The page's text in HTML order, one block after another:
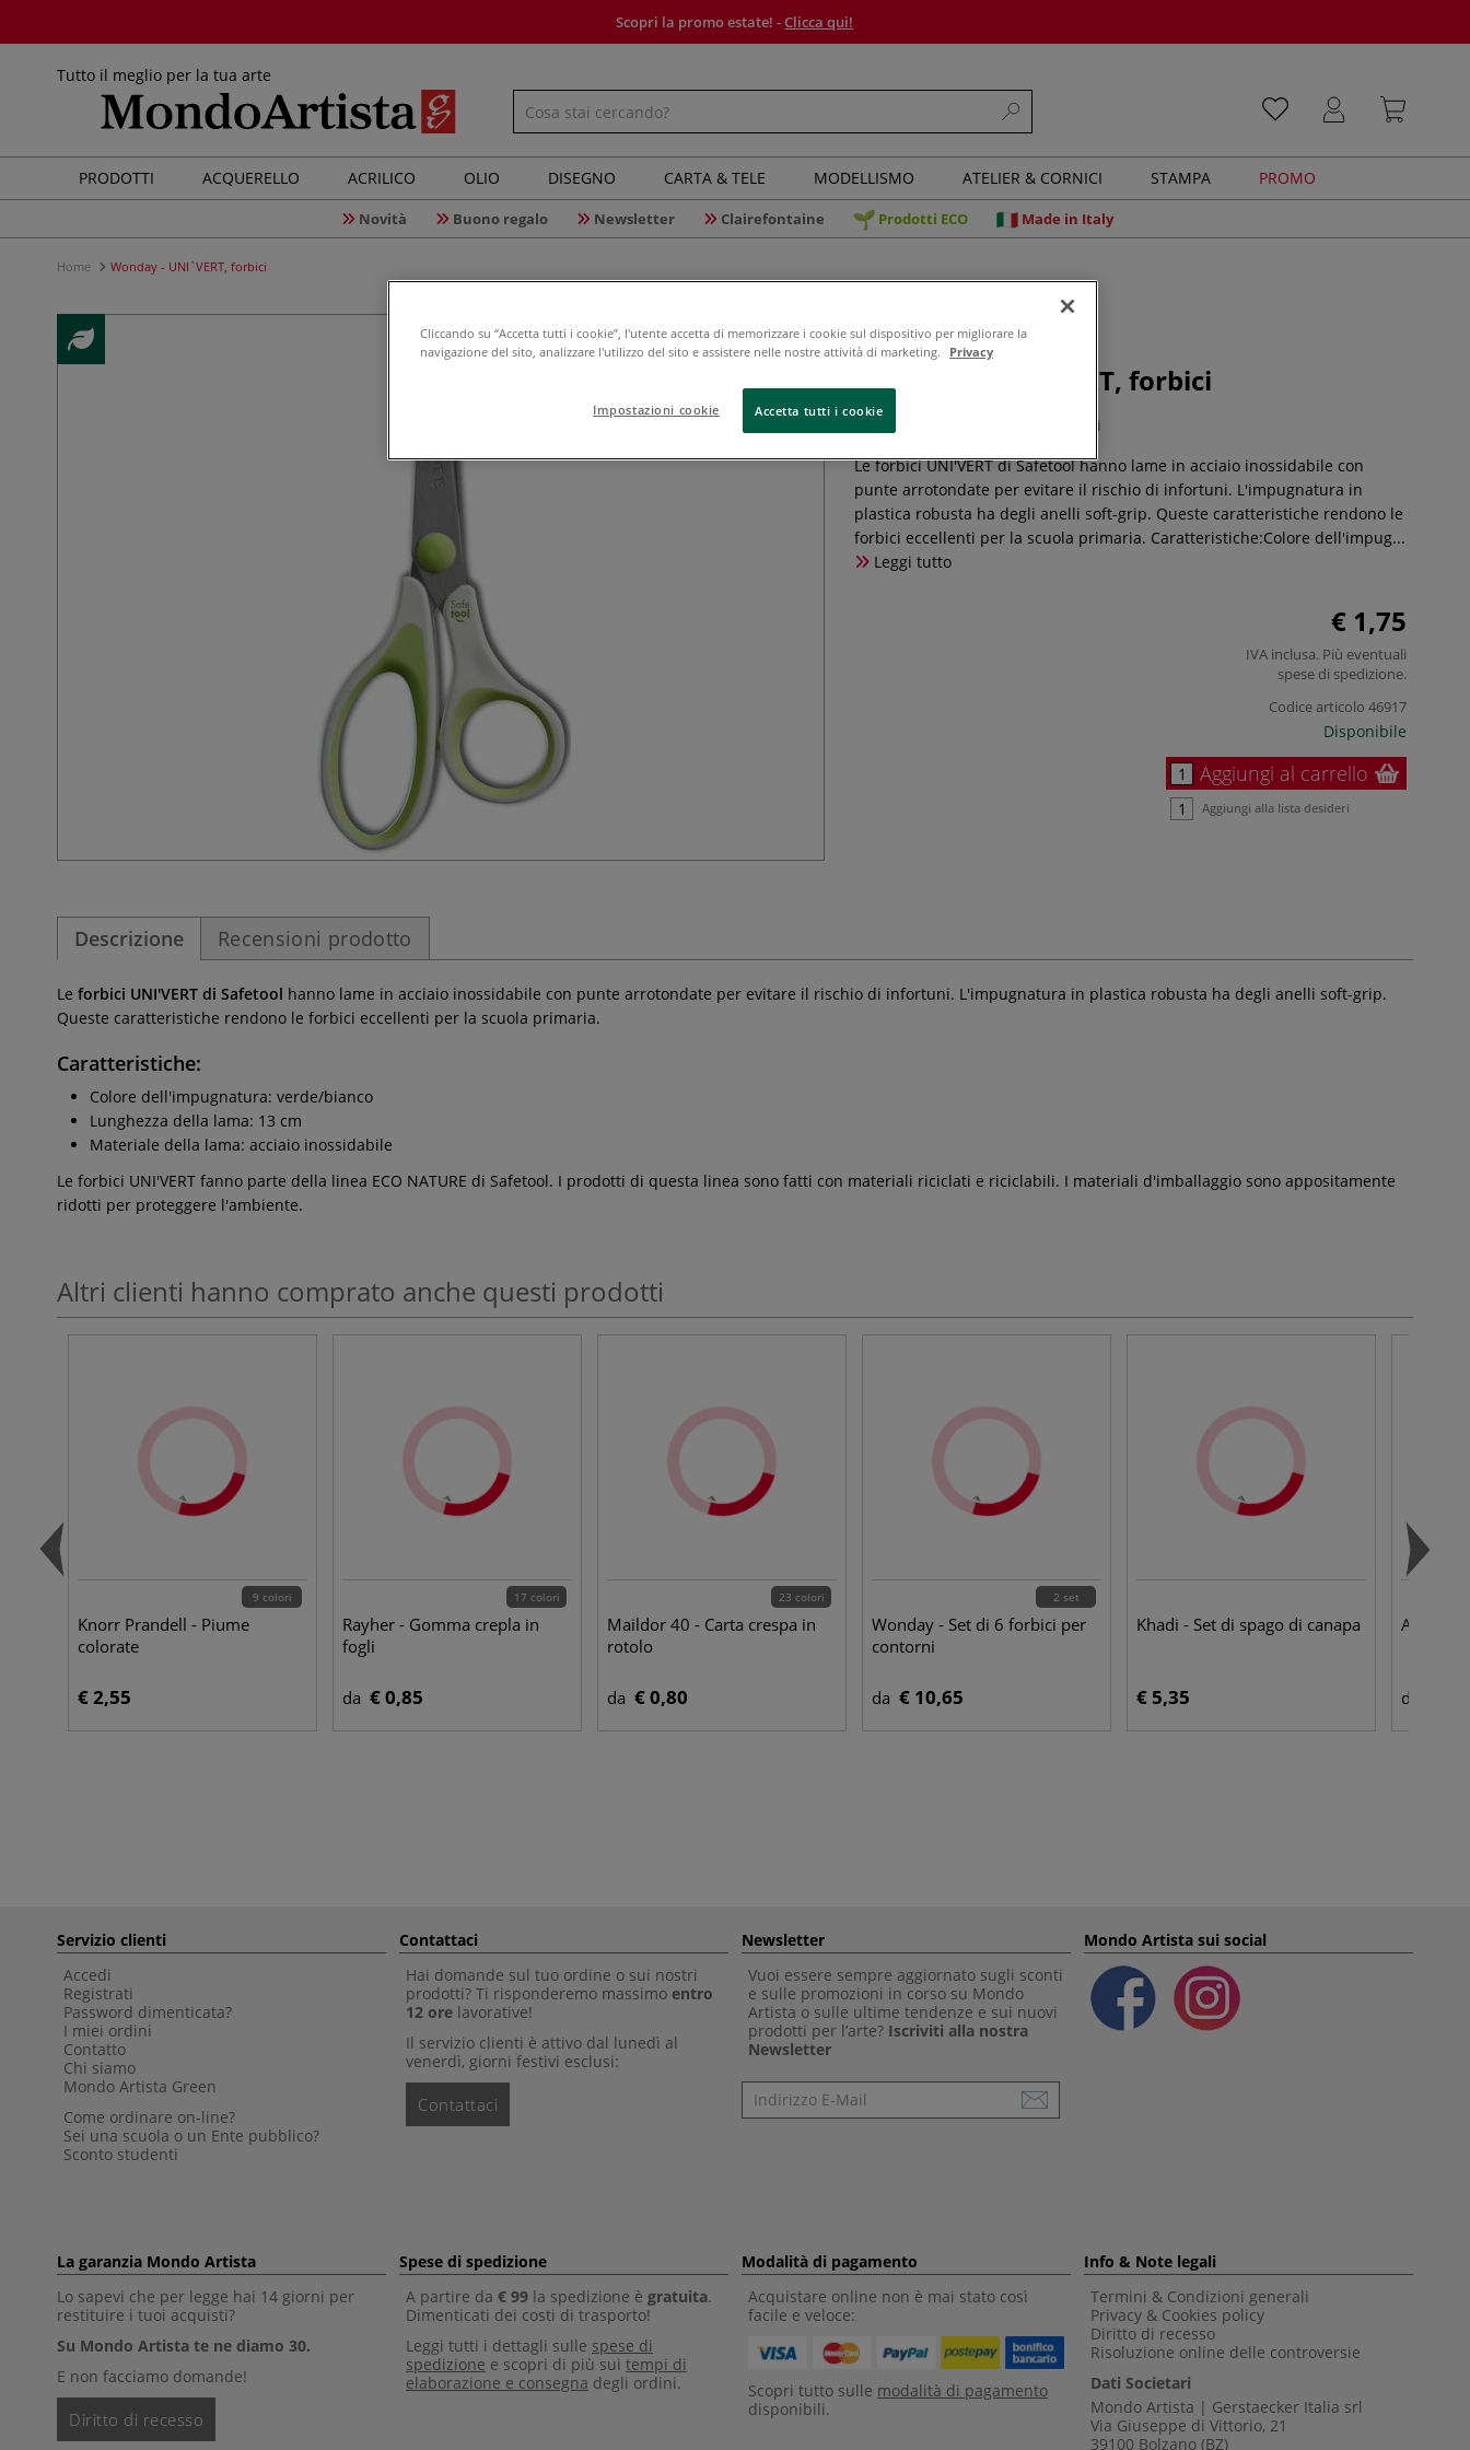
Scopri la promo estate! -Clicca qui!
Tutto il meglio per la tua arte
PRODOTTI ACQUERELLO ACRILICO OLIO DISEGNO CARTA & TELE MODELLISMO ATELIER & CORNICI STAMPA PROMO
Novità Buono regalo Newsletter Clairefontaine Prodotti ECO Made in Italy
Home Wonday - UNI`VERT, forbici
Wonday - UNI`VERT, forbici
0 recensioni
Le forbici UNI'VERT di Safetool hanno lame in acciaio inossidabile con
punte arrotondate per evitare il rischio di infortuni. L'impugnatura in
plastica robusta ha degli anelli soft-grip. Queste caratteristiche rendono le
forbici eccellenti per la scuola primaria. Caratteristiche:Colore dell'impug...
Leggi tutto
€ 1,75
IVA inclusa. Più eventuali
spese di spedizione.
Codice articolo 46917
Disponibile
Aggiungi al carrello
Aggiungi alla lista desideri
Descrizione Recensioni prodotto
Le forbici UNI'VERT di Safetool hanno lame in acciaio inossidabile con punte arrotondate per evitare il rischio di infortuni. L'impugnatura in plastica robusta ha degli anelli soft-grip.
Queste caratteristiche rendono le forbici eccellenti per la scuola primaria.
Caratteristiche:
Colore dell'impugnatura: verde/bianco
Lunghezza della lama: 13 cm
Materiale della lama: acciaio inossidabile
Le forbici UNI'VERT fanno parte della linea ECO NATURE di Safetool. I prodotti di questa linea sono fatti con materiali riciclati e riciclabili. I materiali d'imballaggio sono appositamente
ridotti per proteggere l'ambiente.
Altri clienti hanno comprato anche questi prodotti
9 colori
Knorr Prandell - Piume
colorate
€ 2,55
17 colori
Rayher - Gomma crepla in
fogli
da € 0,85
23 colori
Maildor 40 - Carta crespa in
rotolo
da € 0,80
2 set
Wonday - Set di 6 forbici per
contorni
da € 10,65
Khadi - Set di spago di canapa
€ 5,35
APLI -
da
Servizio clienti
Accedi
Registrati
Password dimenticata?
I miei ordini
Contatto
Chi siamo
Mondo Artista Green
Come ordinare on-line?
Sei una scuola o un Ente pubblico?
Sconto studenti
Contattaci
Hai domande sul tuo ordine o sui nostri
prodotti? Ti risponderemo massimo entro
12 ore lavorative!
Il servizio clienti è attivo dal lunedì al
venerdì, giorni festivi esclusi:
Contattaci
Newsletter
Vuoi essere sempre aggiornato sugli sconti
e sulle promozioni in corso su Mondo
Artista o sulle ultime tendenze e sui nuovi
prodotti per l’arte? Iscriviti alla nostra
Newsletter
Newsletter
Mondo Artista sui social
La garanzia Mondo Artista
Lo sapevi che per legge hai 14 giorni per
restituire i tuoi acquisti?
Su Mondo Artista te ne diamo 30.
E non facciamo domande!
Diritto di recesso
Spese di spedizione
A partire da € 99 la spedizione è gratuita.
Dimenticati dei costi di trasporto!
Leggi tutti i dettagli sulle spese di
spedizione e scopri di più sui tempi di
elaborazione e consegna degli ordini.
Modalità di pagamento
Acquistare online non è mai stato così
facile e veloce:
Scopri tutto sulle modalità di pagamento
disponibili.
Info & Note legali
Termini & Condizioni generali
Privacy & Cookies policy
Diritto di recesso
Risoluzione online delle controversie
Dati Societari
Mondo Artista | Gerstaecker Italia srl
Via Giuseppe di Vittorio, 21
39100 Bolzano (BZ)
Cliccando su “Accetta tutti i cookie”, l'utente accetta di memorizzare i cookie sul dispositivo per migliorare la
navigazione del sito, analizzare l'utilizzo del sito e assistere nelle nostre attività di marketing.
Privacy
Impostazioni cookie Accetta tutti i cookie